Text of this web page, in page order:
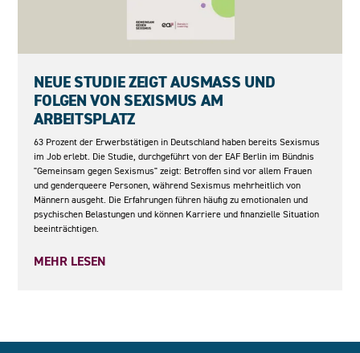
NEUE STUDIE ZEIGT AUSMASS UND F
OLGEN VON SEXISMUS AM A
RBEITSPLATZ
63 Prozent der Erwerbstätigen in Deutschland haben bereits Sexismus
im Job erlebt. Die Studie, durchgeführt von der EAF Berlin im Bündnis
"Gemeinsam gegen Sexismus" zeigt: Betroffen sind vor allem Frauen
und genderqueere Personen, während Sexismus mehrheitlich von
Männern ausgeht. Die Erfahrungen führen häufig zu emotionalen und
psychischen Belastungen und können Karriere und finanzielle Situation
beeinträchtigen.
MEHR LESEN